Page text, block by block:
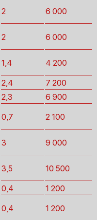
2 6 000
2 6 000
1,4 4 200
2,4
7 200
2,3
6 900
0,7 2 100
3 9 000
3,5 10 500
0,4
1 200
0,4 1 200